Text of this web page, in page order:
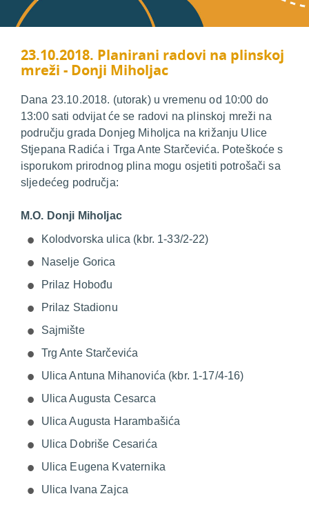
23.10.2018. Planirani radovi na plinskoj
mreži - Donji Miholjac
Dana 23.10.2018. (utorak) u vremenu od 10:00 do
13:00 sati odvijat će se radovi na plinskoj mreži na
području grada Donjeg Miholjca na križanju Ulice
Stjepana Radića i Trga Ante Starčevića. Poteškoće s
isporukom prirodnog plina mogu osjetiti potrošači sa
sljedećeg područja:
M.O. Donji Miholjac
Kolodvorska ulica (kbr. 1-33/2-22)
Naselje Gorica
Prilaz Hobođu
Prilaz Stadionu
Sajmište
Trg Ante Starčevića
Ulica Antuna Mihanovića (kbr. 1-17/4-16)
Ulica Augusta Cesarca
Ulica Augusta Harambašića
Ulica Dobriše Cesarića
Ulica Eugena Kvaternika
Ulica Ivana Zajca